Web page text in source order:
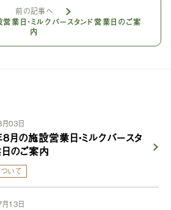
前の記事へ
日・ミルクバースタンド営業日のご案
内
03日
の施設営業日・ミルクバースタ
のご案内
いて
13日